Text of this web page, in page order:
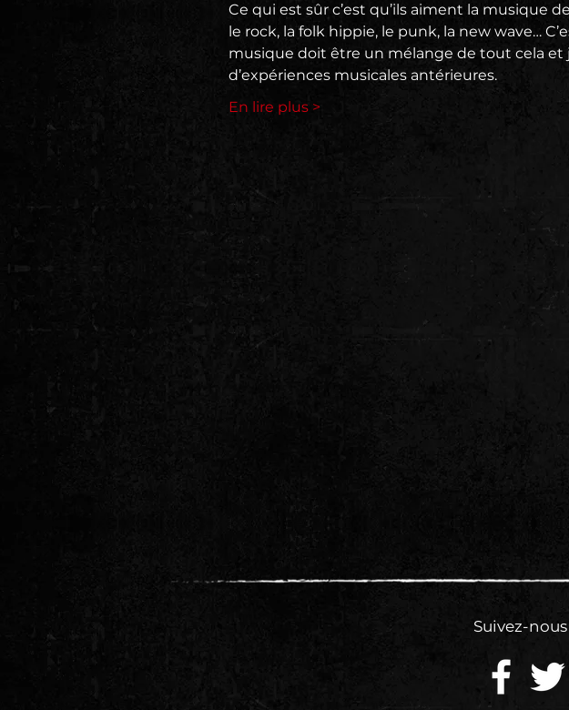
Ce qui est sûr c’est qu’ils aiment la musique
le rock, la folk hippie, le punk, la new wave…
musique doit être un mélange de tout cela et
d’expériences musicales antérieures.
En lire plus >
Suivez-